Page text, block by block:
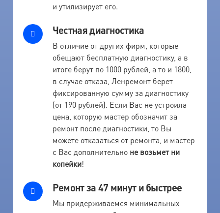
и утилизирует его.
Честная диагностика
В отличие от других фирм, которые
обещают бесплатную диагностику, а в
итоге берут по 1000 рублей, а то и 1800,
в случае отказа, Ленремонт берет
фиксированную сумму за диагностику
(от 190 рублей). Если Вас не устроила
цена, которую мастер обозначит за
ремонт после диагностики, то Вы
можете отказаться от ремонта, и мастер
с Вас дополнительно не возьмет ни
копейки!
Ремонт за 47 минут и быстрее
Мы придерживаемся минимальных